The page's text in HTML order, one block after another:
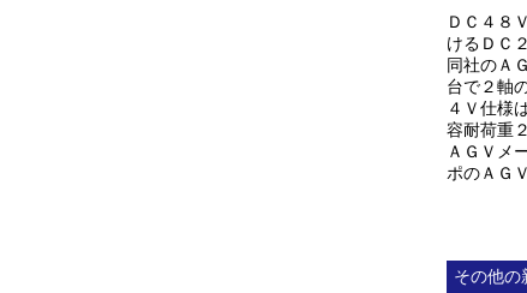
ＤＣ４８
けるＤＣ
同社のＡ
台で２軸
４Ｖ仕様
容耐荷重
ＡＧＶメ
ポのＡＧ
その他の